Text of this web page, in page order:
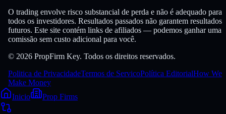
O trading envolve risco substancial de perda e não é adequado para
todos os investidores. Resultados passados não garantem resultados
futuros. Este site contém links de afiliados — podemos ganhar uma
comissão sem custo adicional para você.
© 2026 PropFirm Key. Todos os direitos reservados.
Politica de PrivacidadeTermos de ServicoPolítica EditorialHow We
Make Money
Inicio
Prop Firms